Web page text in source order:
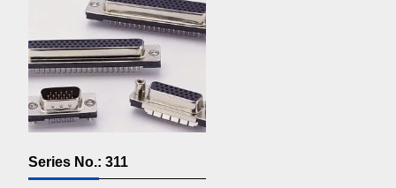
Series No.: 311